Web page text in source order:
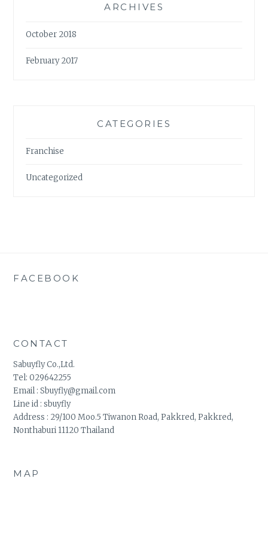
ARCHIVES
October 2018
February 2017
CATEGORIES
Franchise
Uncategorized
FACEBOOK
CONTACT
Sabuyfly Co.,Ltd.
Tel: 029642255
Email : Sbuyfly@gmail.com
Line id : sbuyfly
Address : 29/100 Moo.5 Tiwanon Road, Pakkred, Pakkred,
Nonthaburi 11120 Thailand
MAP